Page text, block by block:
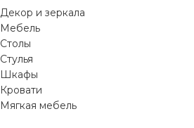
Декор и зеркала
Мебель
Столы
Стулья
Шкафы
Кровати
Мягкая мебель